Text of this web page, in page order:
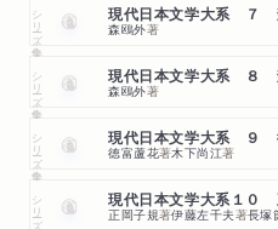
シリーズ・全集 現代日本文学大系 ７ 森
森鴎外著
シリーズ・全集 現代日本文学大系 ８ 森
森鴎外著
シリーズ・全集 現代日本文学大系 ９
徳富蘆花著木下尚江著
シリーズ・全集 現代日本文学大系１０
正岡子規著伊藤左千夫著長塚